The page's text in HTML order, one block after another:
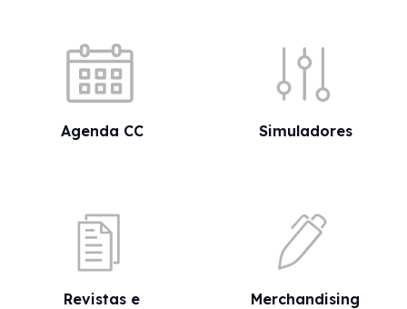
Agenda CC Simuladores
Revistas e
Merchandising